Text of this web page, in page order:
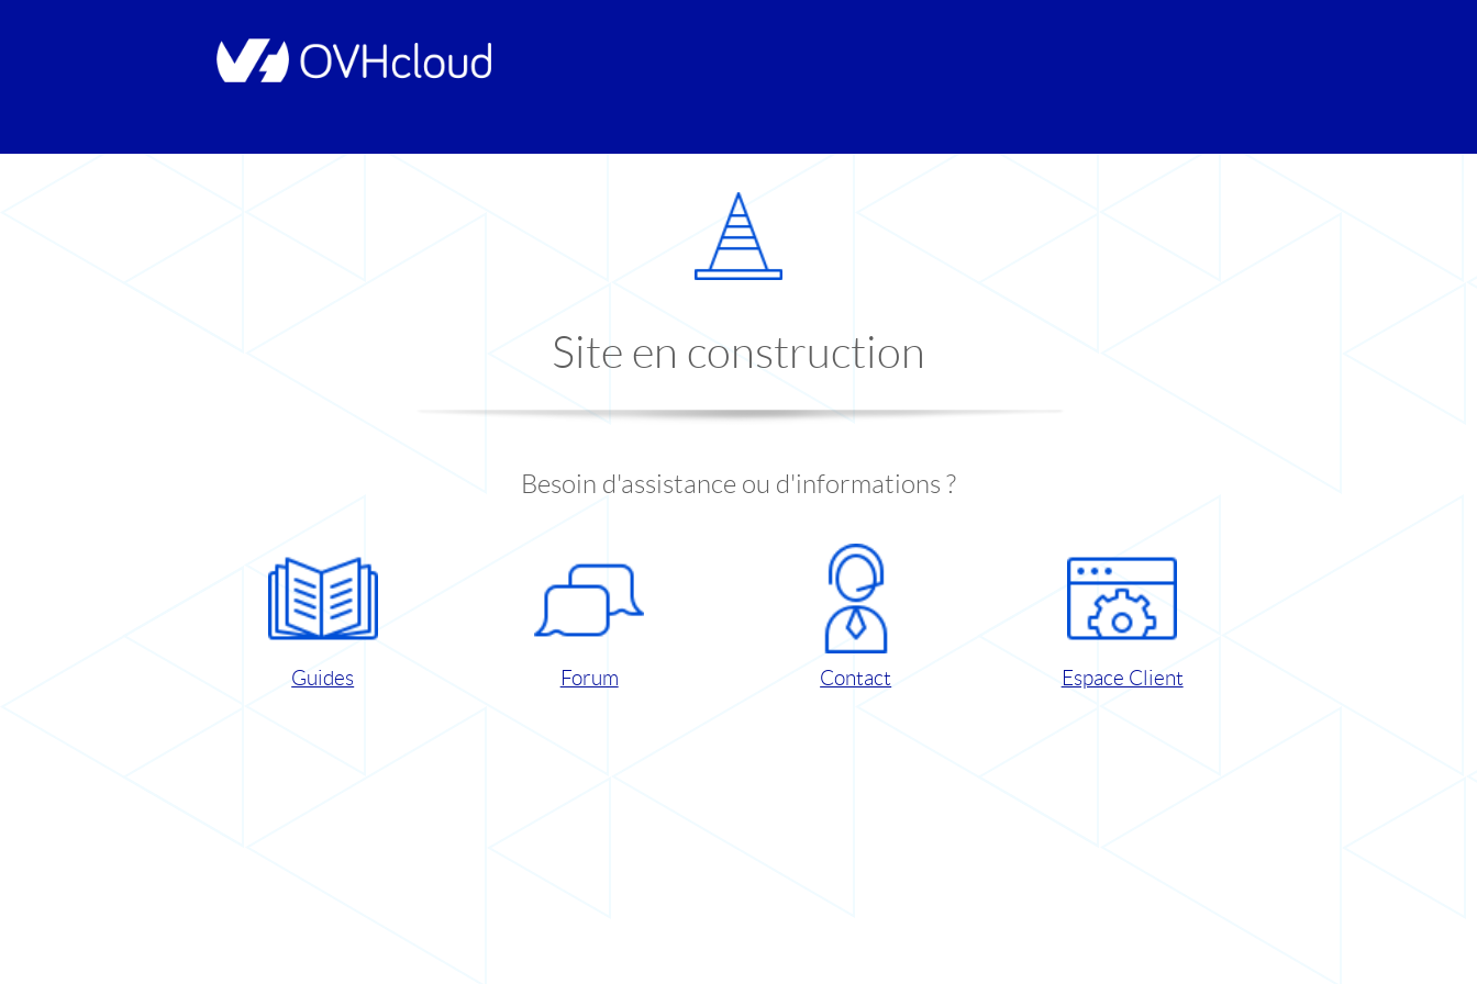
Site en construction
Besoin d'assistance ou d'informations ?
Guides Forum Contact Espace Client